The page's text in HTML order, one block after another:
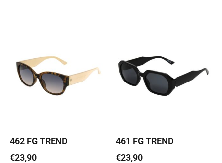
462 FG TREND
€23,90
461 FG TREND
€23,90